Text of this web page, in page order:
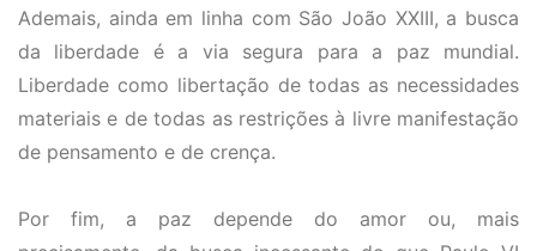
Ademais, ainda em linha com São João XXIII, a busca
da liberdade é a via segura para a paz mundial.
Liberdade como libertação de todas as necessidades
materiais e de todas as restrições à livre manifestação
de pensamento e de crença.
Por fim, a paz depende do amor ou, mais